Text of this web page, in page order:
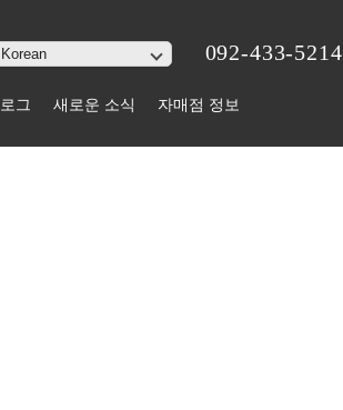
그 새로운 소식 자매점 정보
092-433-5214